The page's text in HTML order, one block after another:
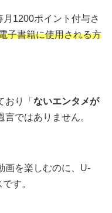
1200ポイント付与さ
子書籍に使用される方
おり「 ないエンタメが
言ではありません。
画を楽しむのに、U-
す。